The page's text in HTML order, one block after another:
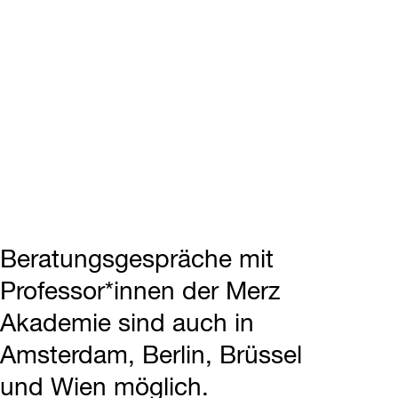
Beratungsgespräche mit
Professor*innen der Merz
Akademie sind auch in
Amsterdam, Berlin, Brüssel
und Wien möglich.